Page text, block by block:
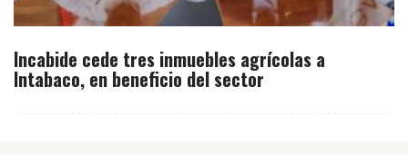
Incabide cede tres inmuebles agrícolas a
Intabaco, en beneficio del sector